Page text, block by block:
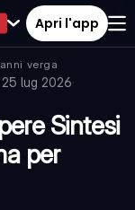
Apri l'app
verga
25 lug 2026·
Sintesi
per